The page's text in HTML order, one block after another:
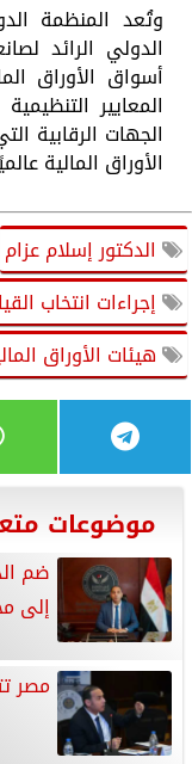
وتُعد المنظمة
الدولي الرائد
أسواق الأوراق
المعايير
الأوراق المالية عالميًا عبر
الدكتور إسلام عزام
إجراءات انتخاب
هيئات الأوراق
موضوعات
ضم
إلى
مصر